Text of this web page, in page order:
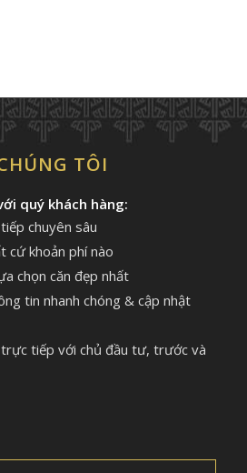
TÔI
quý khách hàng:
chuyên sâu
cứ khoản phí nào
chọn căn đẹp nhất
tin nhanh chóng & cập nhật
tiếp với chủ đầu tư, trước và